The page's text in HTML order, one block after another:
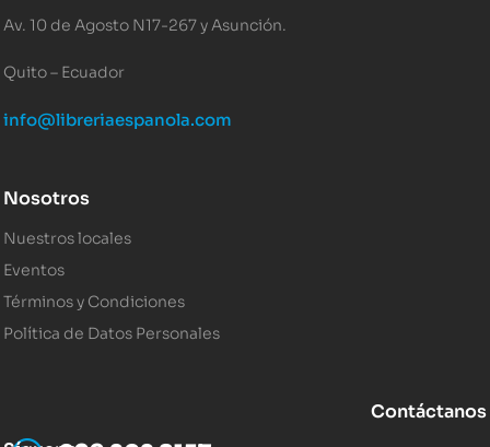
Av. 10 de Agosto N17-267 y Asunción.
Quito – Ecuador
info@libreriaespanola.com
Nosotros
Nuestros locales
Eventos
Términos y Condiciones
Política de Datos Personales
Contáctanos